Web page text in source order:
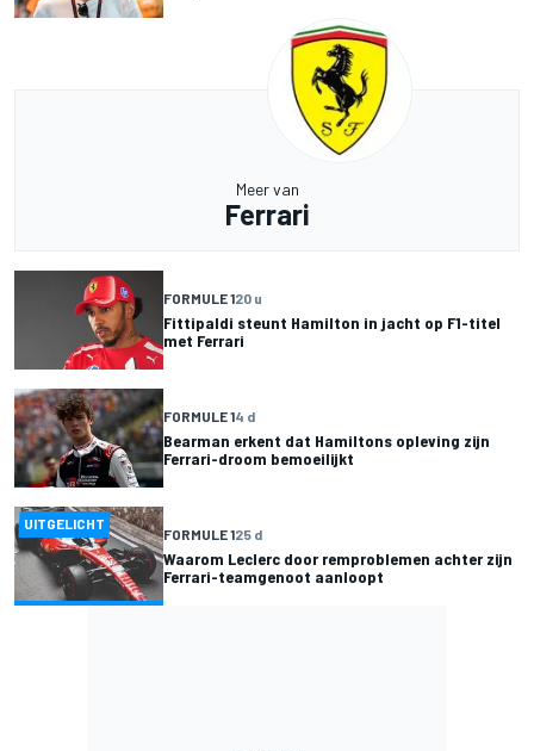
Meer van
Ferrari
FORMULE 120 u
Fittipaldi steunt Hamilton in jacht op F1-titel
met Ferrari
FORMULE 14 d
Bearman erkent dat Hamiltons opleving zijn
Ferrari-droom bemoeilijkt
UITGELICHT
FORMULE 125 d
Waarom Leclerc door remproblemen achter zijn
Ferrari-teamgenoot aanloopt